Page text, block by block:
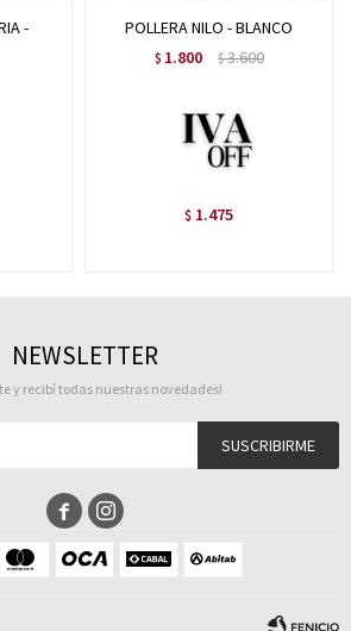
-
POLLERA NILO - BLANCO
$ 1.800 $3.600
$ 1.475
NEWSLETTER
y recibí todas nuestras novedades!
SUSCRIBIRME
 